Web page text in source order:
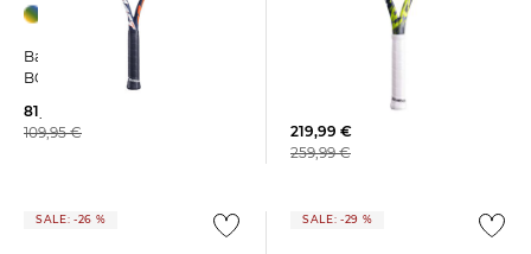
Babolat | Tennisschläger
BOOST DRIVE STRUNG
81,55 €
109,95 €
unbesaitet - 16 x 19
219,99 €
259,99 €
SALE: -26 % SALE: -29 %